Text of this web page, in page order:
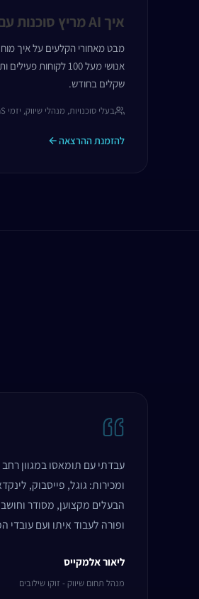
איך AI מריץ סוכנות עם 100+ לקוחות
אנושי מעל 100
שקלים בחודש.
בעלי סוכנויות, מנהלי שיווק, יזמי SaaS
להזמנת ההרצאה
עבדתי עם תומאסו במגוון רחב
ומכירות: גוגל, פייסבוק,
הבעלים מקצוען, מסודר
ופורה לעבוד איתו ועם עובדי
ליאור אלמקייס
מנהל תחום שיווק - זוקו שילובים